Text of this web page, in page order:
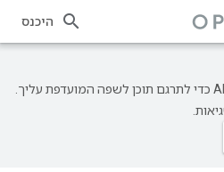
היכנס
‫Google משתמשת בטכנולוגיית AI כדי לתרגם תוכן לשפה המועדפת עליך.